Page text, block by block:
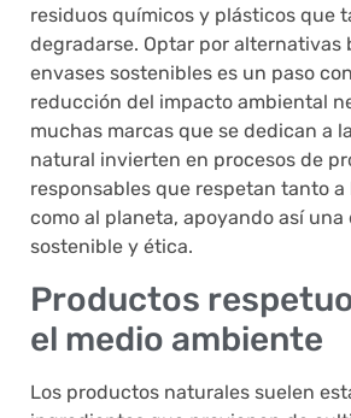
residuos químicos y plásticos que
degradarse. Optar por alternativas
envases sostenibles es un paso
reducción del impacto ambiental
muchas marcas que se dedican a
natural invierten en procesos de
responsables que respetan tanto a
como al planeta, apoyando así una
sostenible y ética.
Productos
el medio ambiente
Los productos naturales suelen